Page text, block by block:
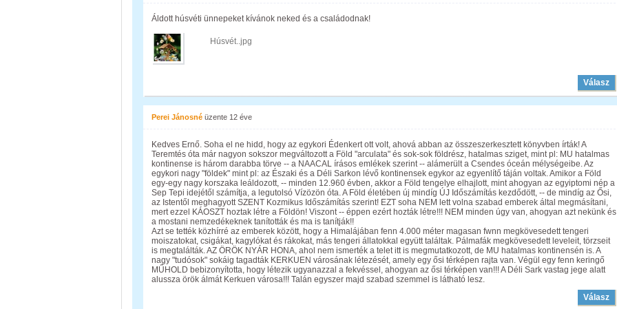
Áldott húsvéti ünnepeket kívánok neked és a családodnak!
Húsvét..jpg
Válasz
Perei Jánosné üzente 12 éve
Kedves Ernő. Soha el ne hidd, hogy az egykori Édenkert ott volt, ahová abban az összeszerkesztett könyvben írták! A
Teremtés óta már nagyon sokszor megváltozott a Föld "arculata" és sok-sok földrész, hatalmas sziget, mint pl: MU hatalmas
kontinense is három darabba törve -- a NAACAL írásos emlékek szerint -- alámerült a Csendes óceán mélységeibe. Az
egykori nagy "földek" mint pl: az Északi és a Déli Sarkon lévő kontinensek egykor az egyenlítő táján voltak. Amikor a Föld
egy-egy nagy korszaka leáldozott, -- minden 12.960 évben, akkor a Föld tengelye elhajlott, mint ahogyan az egyiptomi nép a
Sep Tepi idejétől számítja, a legutolsó Vízözön óta. A Föld életében új mindíg ÚJ Időszámítás kezdődött, -- de mindíg az Ősi,
az Istentől meghagyott SZENT Kozmikus Időszámítás szerint! EZT soha NEM lett volna szabad emberek által megmásítani,
mert ezzel KÁOSZT hoztak létre a Földön! Viszont -- éppen ezért hozták létre!!! NEM minden úgy van, ahogyan azt nekünk és
a mostani nemzedékeknek tanították és ma is tanítják!!
Azt se tették közhírré az emberek között, hogy a Himalájában fenn 4.000 méter magasan fwnn megkövesedett tengeri
moiszatokat, csigákat, kagylókat és rákokat, más tengeri állatokkal együtt találtak. Pálmafák megkövesedett leveleit, törzseit
is megtalálták. AZ ÖRÖK NYÁR HONA, ahol nem ismerték a telet itt is megmutatkozott, de MU hatalmas kontinensén is. A
nagy "tudósok" sokáig tagadták KERKUEN városának létezését, amely egy ősi térképen rajta van. Végül egy fenn keringő
MŰHOLD bebizonyította, hogy létezik ugyanazzal a fekvéssel, ahogyan az ősi térképen van!!! A Déli Sark vastag jege alatt
alussza örök álmát Kerkuen városa!!! Talán egyszer majd szabad szemmel is látható lesz.
Válasz